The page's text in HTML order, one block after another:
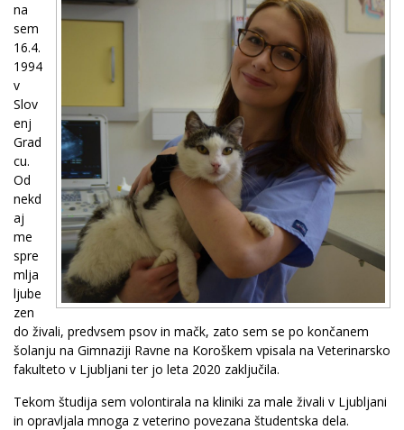
na
sem
16.4.
1994
v
Slov
enj
Grad
cu.
Od
nekd
aj
me
spre
mlja
ljube
zen
do živali, predvsem psov in mačk, zato sem se po končanem
šolanju na Gimnaziji Ravne na Koroškem vpisala na Veterinarsko
fakulteto v Ljubljani ter jo leta 2020 zaključila.
Tekom študija sem volontirala na kliniki za male živali v Ljubljani
in opravljala mnoga z veterino povezana študentska dela.